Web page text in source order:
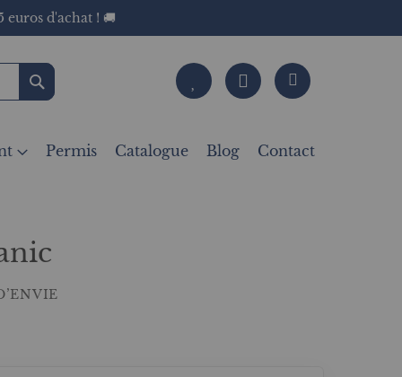
d'achat ! 🚚
Rechercher
Permis Catalogue Blog Contact